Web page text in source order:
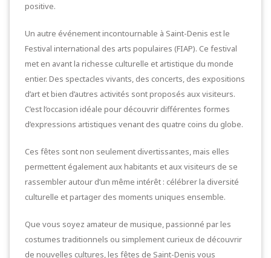
positive.
Un autre événement incontournable à Saint-Denis est le
Festival international des arts populaires (FIAP). Ce festival
met en avant la richesse culturelle et artistique du monde
entier. Des spectacles vivants, des concerts, des expositions
d’art et bien d’autres activités sont proposés aux visiteurs.
C’est l’occasion idéale pour découvrir différentes formes
d’expressions artistiques venant des quatre coins du globe.
Ces fêtes sont non seulement divertissantes, mais elles
permettent également aux habitants et aux visiteurs de se
rassembler autour d’un même intérêt : célébrer la diversité
culturelle et partager des moments uniques ensemble.
Que vous soyez amateur de musique, passionné par les
costumes traditionnels ou simplement curieux de découvrir
de nouvelles cultures, les fêtes de Saint-Denis vous